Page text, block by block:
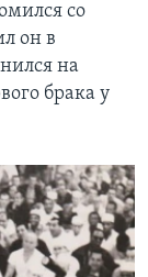
со
он в
на
брака у